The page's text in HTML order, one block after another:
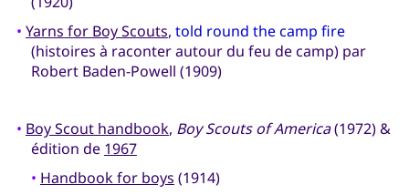
• Yarns for Boy Scouts, told round the camp fire
(histoires à raconter autour du feu de camp) par
Robert Baden-Powell (1909)
• Boy Scout handbook, Boy Scouts of America(1972) &
édition de 1967
• Handbook for boys (1914)